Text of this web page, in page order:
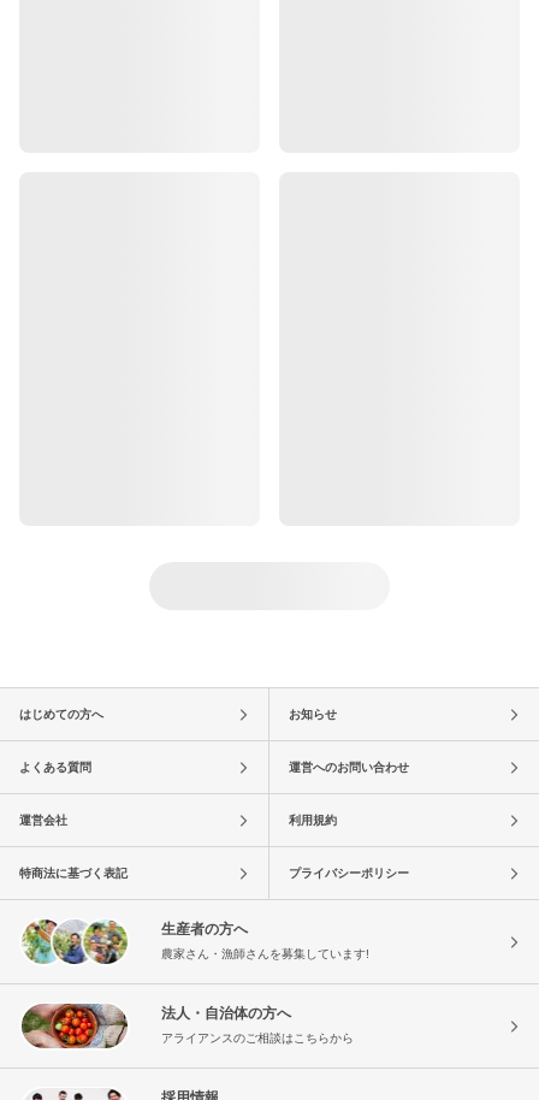
はじめての方へ お知らせ
よくある質問 運営へのお問い合わせ
運営会社 利用規約
特商法に基づく表記 プライバシーポリシー
生産者の方へ
農家さん・漁師さんを募集しています!
法人・自治体の方へ
アライアンスのご相談はこちらから